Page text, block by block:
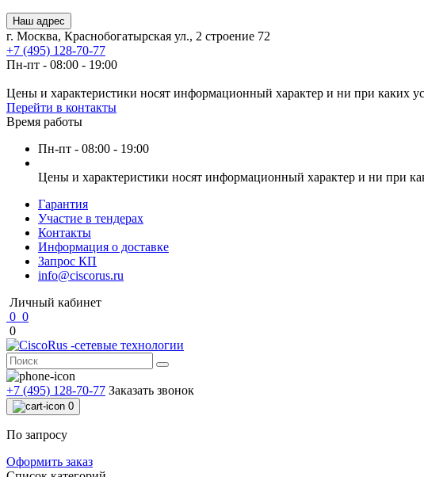
Наш адрес
г. Москва, Краснобогатырская ул., 2 строение 72
+7 (495) 128-70-77
Пн-пт - 08:00 - 19:00
Цены и характеристики носят информационный характер и ни при каких
Перейти в контакты
Время работы
Пн-пт - 08:00 - 19:00
Цены и характеристики носят информационный характер и ни при
Гарантия
Участие в тендерах
Контакты
Информация о доставке
Запрос КП
info@ciscorus.ru
Личный кабинет
0 0
0
+7 (495) 128-70-77 Заказать звонок
0
По запросу
Оформить заказ